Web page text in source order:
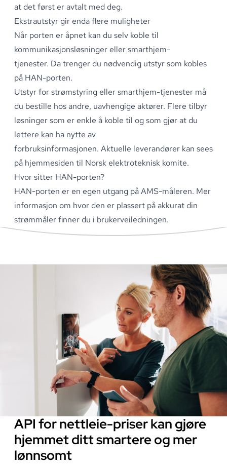
at det først er avtalt med deg.
Ekstrautstyr gir enda flere muligheter
Når porten er åpnet kan du selv koble til
kommunikasjonsløsninger eller smarthjem-
tjenester. Da trenger du nødvendig utstyr som kobles
på HAN-porten.
Utstyr for strømstyring eller smarthjem-tjenester må
du bestille hos andre, uavhengige aktører. Flere tilbyr
løsninger som er enkle å koble til og som gjør at du
lettere kan ha nytte av
forbruksinformasjonen. Aktuelle leverandører kan sees
på hjemmesiden til Norsk elektroteknisk komite.
Hvor sitter HAN-porten?
HAN-porten er en egen utgang på AMS-måleren. Mer
informasjon om hvor den er plassert på akkurat din
strømmåler finner du i brukerveiledningen.
API for nettleie-priser kan gjøre
hjemmet ditt smartere og mer
lønnsomt